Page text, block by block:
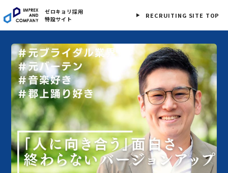
ゼロキョリ採用
特設サイト
RECRUITING SITE TOP